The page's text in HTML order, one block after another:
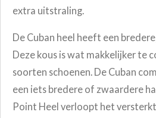
extra uitstraling.
De Cuban heel heeft een
Deze kous is wat makkelijker te
soorten schoenen. De Cuban
een iets bredere of zwaardere
Point Heel verloopt het